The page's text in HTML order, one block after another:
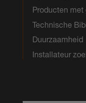
Producten
Technische
Duurzaamheid
Installateur